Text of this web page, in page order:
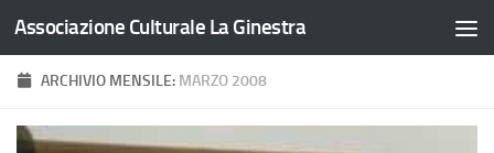
Salta al contenuto
Associazione Culturale La Ginestra
ARCHIVIO MENSILE: MARZO 2008